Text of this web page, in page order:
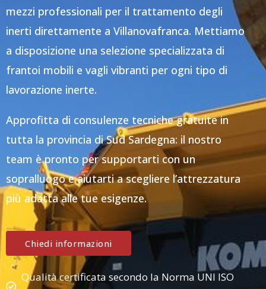
mezzi professionali per il trattamento degli
inerti direttamente a Villanovafranca. Mettiamo
a disposizione una selezione specializzata di
frantoi mobili e vagli vibranti per ogni tipo di
lavorazione inerte.
Approfitta di consulenze tecniche gratuite in
tutta la provincia di Sud Sardegna: il nostro
team è pronto per supportarti con un
sopralluogo e aiutarti a scegliere l’attrezzatura
più adatta alle tue esigenze.
Chiedi informazioni
Qualità certificata secondo la Norma UNI ISO